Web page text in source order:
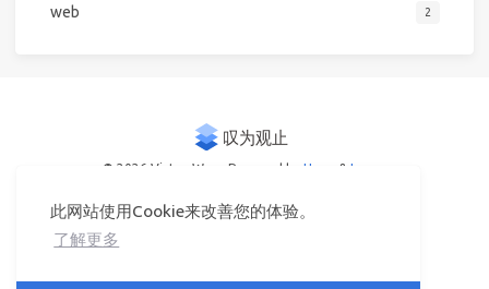
此网站使用Cookie来改善您的体验。
了解更多
web 2
© 2026 Victor Woo Powered by Hexo & Icarus